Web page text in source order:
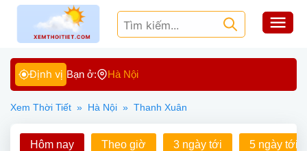
Định vị Bạn ở: Hà Nội
Xem Thời Tiết » Hà Nội » Thanh Xuân
Hôm nay Theo giờ 3 ngày tới 5 ngày tới